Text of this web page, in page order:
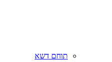
תוחם דשא